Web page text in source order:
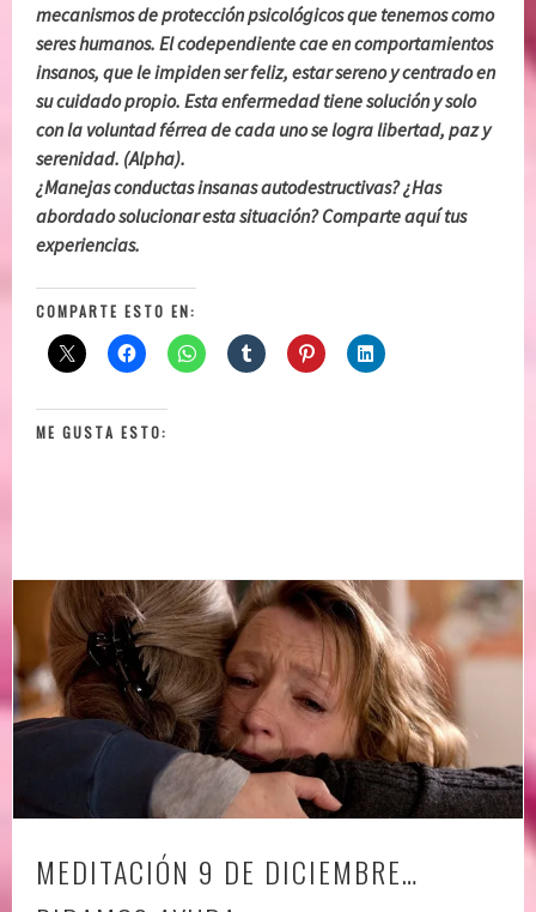
mecanismos de protección psicológicos que tenemos como
seres humanos. El codependiente cae en comportamientos
insanos, que le impiden ser feliz, estar sereno y centrado en
su cuidado propio. Esta enfermedad tiene solución y solo
con la voluntad férrea de cada uno se logra libertad, paz y
serenidad. (Alpha).
¿Manejas conductas insanas autodestructivas? ¿Has
abordado solucionar esta situación? Comparte aquí tus
experiencias.
COMPARTE ESTO EN:
ME GUSTA ESTO:
MEDITACIÓN 9 DE DICIEMBRE…